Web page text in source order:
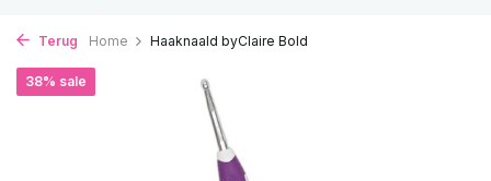
Terug Home Haaknaald byClaire Bold
38% sale